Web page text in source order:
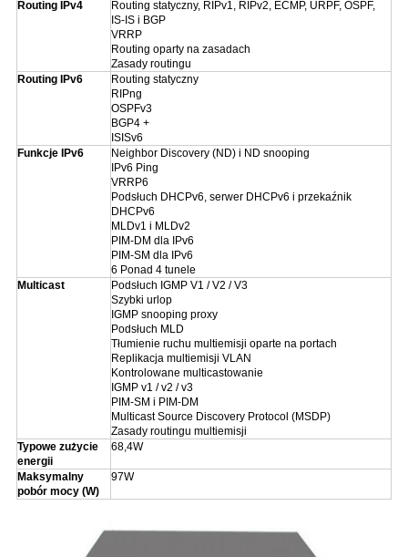
Routing IPv4
Routing statyczny, RIPv1, RIPv2, ECMP, URPF, OSPF,
IS-IS i BGP
VRRP
Routing oparty na zasadach
Zasady routingu
Routing IPv6
Routing statyczny
RIPng
OSPFv3
BGP4 +
ISISv6
Funkcje IPv6
Neighbor Discovery (ND) i ND snooping
IPv6 Ping
VRRP6
Podsłuch DHCPv6, serwer DHCPv6 i przekaźnik
DHCPv6
MLDv1 i MLDv2
PIM-DM dla IPv6
PIM-SM dla IPv6
6 Ponad 4 tunele
Multicast
Podsłuch IGMP V1 / V2 / V3
Szybki urlop
IGMP snooping proxy
Podsłuch MLD
Tłumienie ruchu multiemisji oparte na portach
Replikacja multiemisji VLAN
Kontrolowane multicastowanie
IGMP v1 / v2 / v3
PIM-SM i PIM-DM
Multicast Source Discovery Protocol (MSDP)
Zasady routingu multiemisji
Typowe zużycie
energii
68,4W
Maksymalny
pobór mocy (W)
97W